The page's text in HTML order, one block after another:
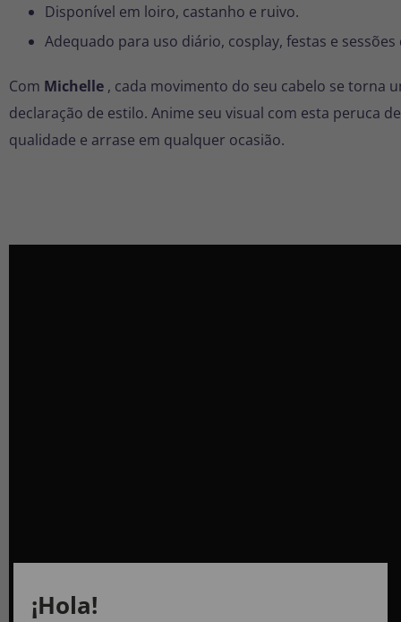
Disponível em loiro, castanho e ruivo.
Adequado para uso diário, cosplay, festas e
Com Michelle , cada movimento do seu cabelo se torna
declaração de estilo. Anime seu visual com esta peruca
qualidade e arrase em qualquer ocasião.
¡Hola!